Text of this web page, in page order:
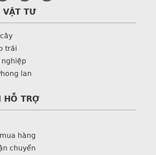
VẬT TƯ
trái
lan
HỖ TRỢ
hàng
chuyển